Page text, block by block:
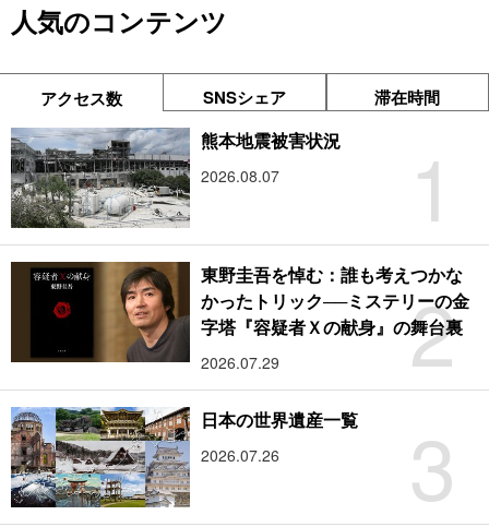
人気のコンテンツ
アクセス数 SNSシェア 滞在時間
1
熊本地震被害状況
2026.08.07
2
東野圭吾を悼む：誰も考えつかな
かったトリック──ミステリーの金
字塔『容疑者Ｘの献身』の舞台裏
2026.07.29
3
日本の世界遺産一覧
2026.07.26